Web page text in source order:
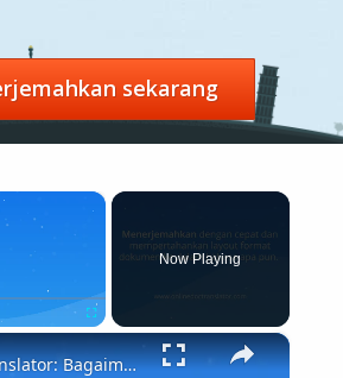
sekarang
×
Fullscreen
Now Playing
×
Doc Translator: Bagaimana cara menggunakan penerjemah dokumen?